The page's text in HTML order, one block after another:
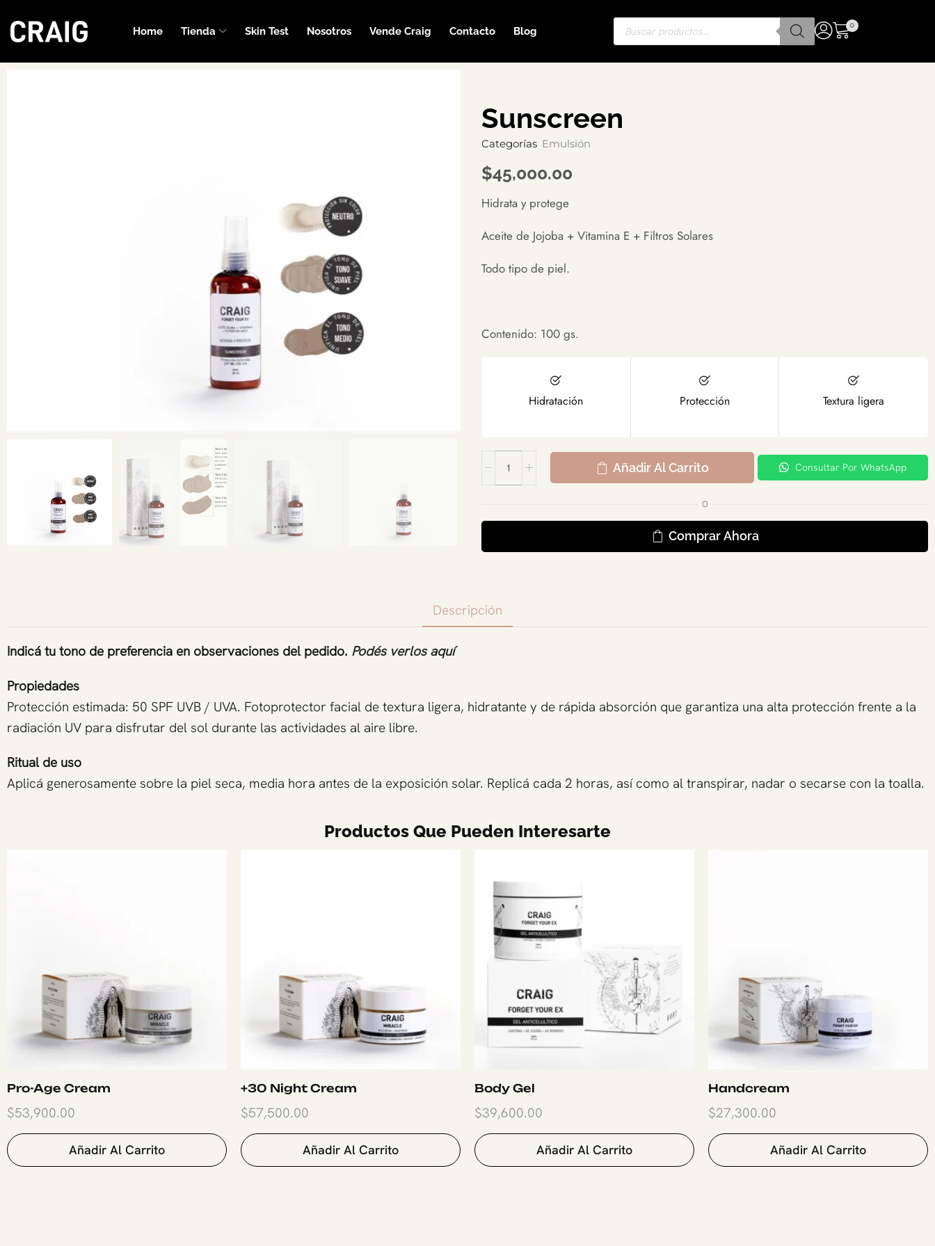
Home Tienda Skin Test Nosotros Vende Craig Contacto Blog 0
Sunscreen
Categorías Emulsión
$45,000.00
Hidrata y protege
Aceite de Jojoba + Vitamina E + Filtros Solares
Todo tipo de piel.
Contenido: 100 gs.
Hidratación Protección Textura ligera
Añadir Al Carrito Consultar Por WhatsApp
O
Comprar Ahora
Descripción
Indicá tu tono de preferencia en observaciones del pedido. Podés verlos aquí
Propiedades
Protección estimada: 50 SPF UVB / UVA. Fotoprotector facial de textura ligera, hidratante y de rápida absorción que garantiza una alta protección frente a la
radiación UV para disfrutar del sol durante las actividades al aire libre.
Ritual de uso
Aplicá generosamente sobre la piel seca, media hora antes de la exposición solar. Replicá cada 2 horas, así como al transpirar, nadar o secarse con la toalla.
Productos Que Pueden Interesarte
Pro-Age Cream
$53,900.00
Añadir Al Carrito
+30 Night Cream
$57,500.00
Añadir Al Carrito
Body Gel
$39,600.00
Añadir Al Carrito
Handcream
$27,300.00
Añadir Al Carrito